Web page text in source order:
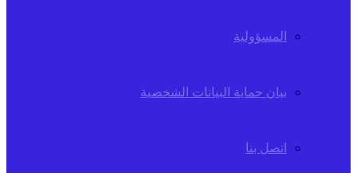
المسؤولية
بيان حماية البيانات الشخصية
اتصل بنا